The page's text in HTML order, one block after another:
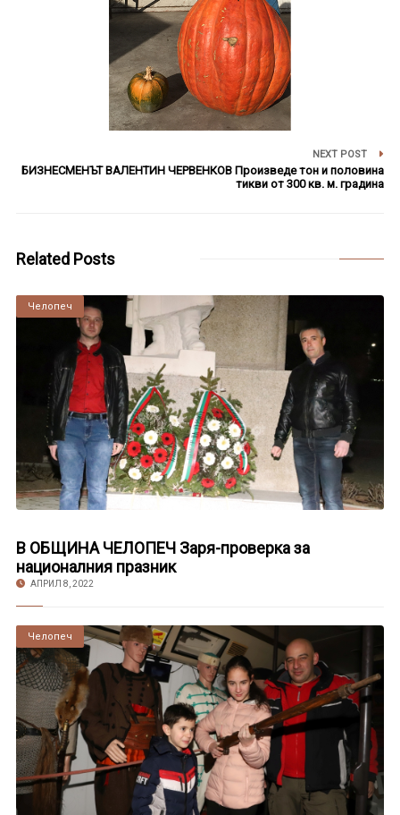
NEXT POST
БИЗНЕСМЕНЪТ ВАЛЕНТИН ЧЕРВЕНКОВ Произведе тон и половина
тикви от 300 кв. м. градина
Related Posts
Челопеч
В ОБЩИНА ЧЕЛОПЕЧ Заря-проверка за
националния празник
АПРИЛ 8, 2022
Челопеч